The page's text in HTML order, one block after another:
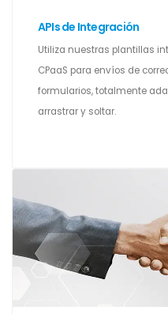
APIs de Integración
Utiliza nuestras plantillas
CPaaS para envíos de
formularios, totalmente
arrastrar y soltar.